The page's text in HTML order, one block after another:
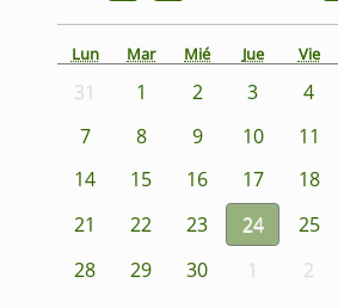
Lun Mar Mié Jue Vie
31 1 2 3 4
7
8 9 10 11
14
15 16 17 18
21
22 23 24 25
28
29 30 1 2